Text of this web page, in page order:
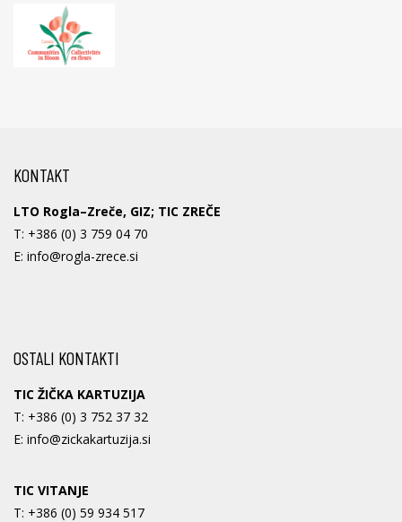
KONTAKT
LTO Rogla–Zreče, GIZ; TIC ZREČE
T: +386 (0) 3 759 04 70
E: info@rogla-zrece.si
OSTALI KONTAKTI
TIC ŽIČKA KARTUZIJA
T: +386 (0) 3 752 37 32
E: info@zickakartuzija.si
TIC VITANJE
T: +386 (0) 59 934 517